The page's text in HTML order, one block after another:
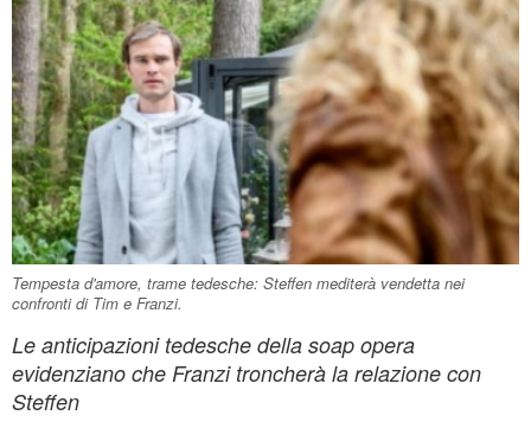
Tempesta d'amore, trame tedesche: Steffen mediterà vendetta nei
confronti di Tim e Franzi.
Le anticipazioni tedesche della soap opera
evidenziano che Franzi troncherà la relazione con
Steffen